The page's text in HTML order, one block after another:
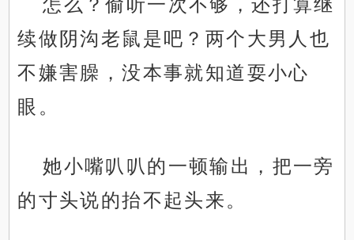
怎么？偷听一次不够，还打算继
续做阴沟老鼠是吧？两个大男人也
不嫌害臊，没本事就知道耍小心
眼。
她小嘴叭叭的一顿输出，把一旁
的寸头说的抬不起头来。